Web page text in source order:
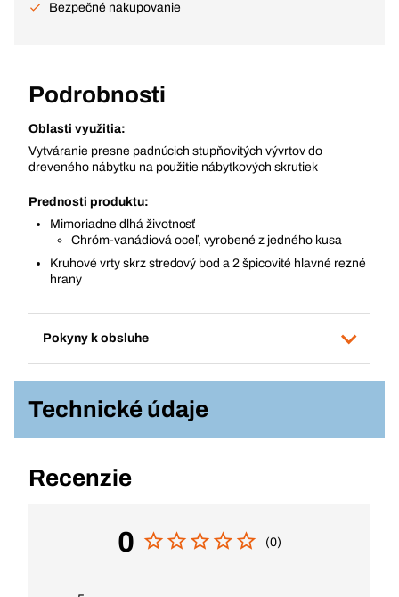
Bezpečné nakupovanie
Podrobnosti
Oblasti využitia:
Vytváranie presne padnúcich stupňovitých vývrtov do
dreveného nábytku na použitie nábytkových skrutiek
Prednosti produktu:
Mimoriadne dlhá životnosť
Chróm-vanádiová oceľ, vyrobené z jedného kusa
Kruhové vrty skrz stredový bod a 2 špicovité hlavné rezné
hrany
Pokyny k obsluhe
Technické údaje
Recenzie
0 (0)